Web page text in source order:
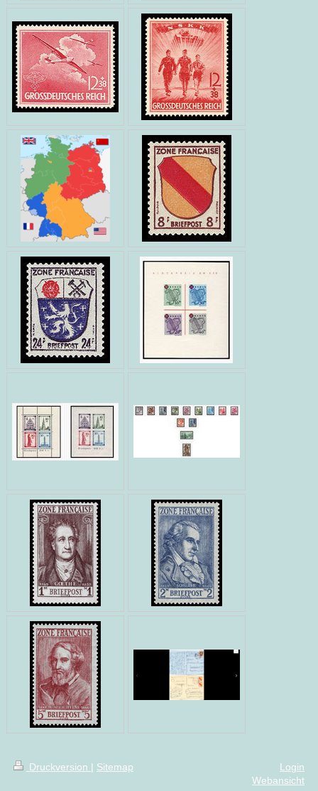
Druckversion | Sitemap
Login
Webansicht